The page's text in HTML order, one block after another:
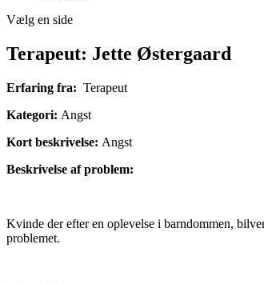
Vælg en side
Terapeut: Jette Østergaard
Erfaring fra: Terapeut
Kategori: Angst
Kort beskrivelse: Angst
Beskrivelse af problem:
Kvinde der efter en oplevelse i barndommen,
problemet.